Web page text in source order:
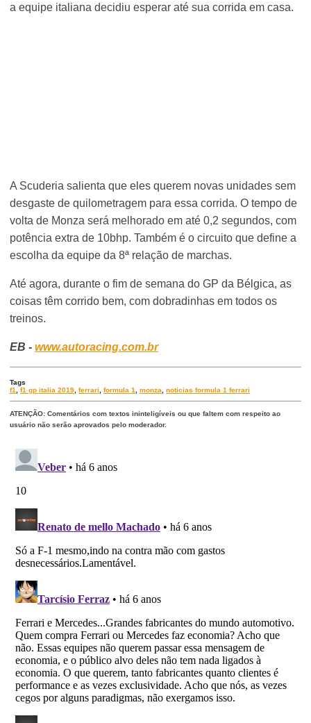
a equipe italiana decidiu esperar até sua corrida em casa.
A Scuderia salienta que eles querem novas unidades sem
desgaste de quilometragem para essa corrida. O tempo de
volta de Monza será melhorado em até 0,2 segundos, com
potência extra de 10bhp. Também é o circuito que define a
escolha da equipe da 8ª relação de marchas.
Até agora, durante o fim de semana do GP da Bélgica, as
coisas têm corrido bem, com dobradinhas em todos os
treinos.
EB -www.autoracing.com.br
Tags
f1
,f1 gp italia 2019 ,ferrari ,formula 1 ,monza ,noticias formula 1 ferrari
ATENÇÃO: Comentários com textos ininteligíveis ou que faltem com respeito ao
usuário não serão aprovados pelo moderador.